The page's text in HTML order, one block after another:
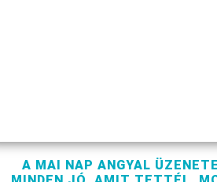
A MAI NAP ANGYAL